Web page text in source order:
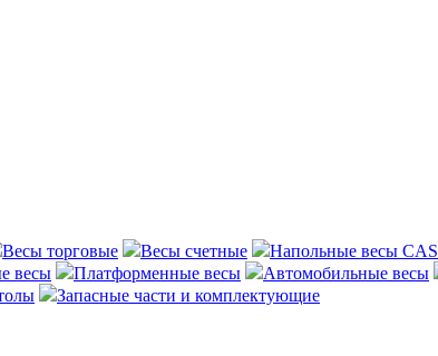
Весы торговые Весы счетные Напольные весы CAS
весы Платформенные весы Автомобильные весы
Запасные части и комплектующие